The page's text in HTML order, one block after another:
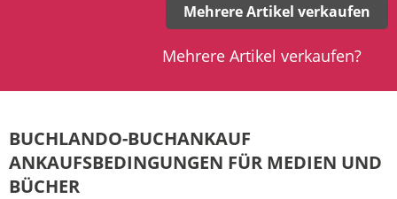
Mehrere Artikel verkaufen
Mehrere Artikel verkaufen?
BUCHLANDO-BUCHANKAUF
ANKAUFSBEDINGUNGEN FÜR MEDIEN UND
BÜCHER